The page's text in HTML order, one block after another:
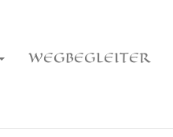
WEGBEGLEITER